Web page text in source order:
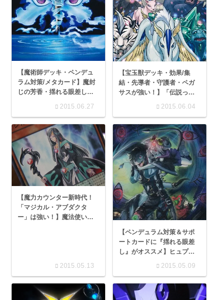
【魔術師デッキ・ペンデュ
ラム対策/メタカード】魔封
じの芳香・揺れる眼差し・
2015.06.27
【宝玉獣デッキ・効果/集
結・先導者・守護者・ペガ
サスが強い！】「伝説っ
2015.06.04
【魔力カウンター新時代！
「マジカル・アブダクタ
ー」は強い！】魔法使い族
2015.05.13
【ペンデュラム対策＆サポ
ートカードに『揺れる眼差
し』がオススメ】ヒュプノ
2015.05.09